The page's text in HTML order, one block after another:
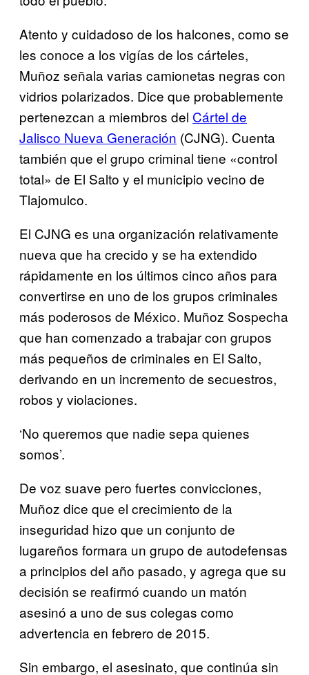
Atento y cuidadoso de los halcones, como se
les conoce a los vigías de los cárteles,
Muñoz señala varias camionetas negras con
vidrios polarizados. Dice que probablemente
pertenezcan a miembros del Cártel de
Jalisco Nueva Generación (CJNG). Cuenta
también que el grupo criminal tiene «control
total» de El Salto y el municipio vecino de
Tlajomulco.
El CJNG es una organización relativamente
nueva que ha crecido y se ha extendido
rápidamente en los últimos cinco años para
convertirse en uno de los grupos criminales
más poderosos de México. Muñoz Sospecha
que han comenzado a trabajar con grupos
más pequeños de criminales en El Salto,
derivando en un incremento de secuestros,
robos y violaciones.
‘No queremos que nadie sepa quienes
somos’.
De voz suave pero fuertes convicciones,
Muñoz dice que el crecimiento de la
inseguridad hizo que un conjunto de
lugareños formara un grupo de autodefensas
a principios del año pasado, y agrega que su
decisión se reafirmó cuando un matón
asesinó a uno de sus colegas como
advertencia en febrero de 2015.
Sin embargo, el asesinato, que continúa sin